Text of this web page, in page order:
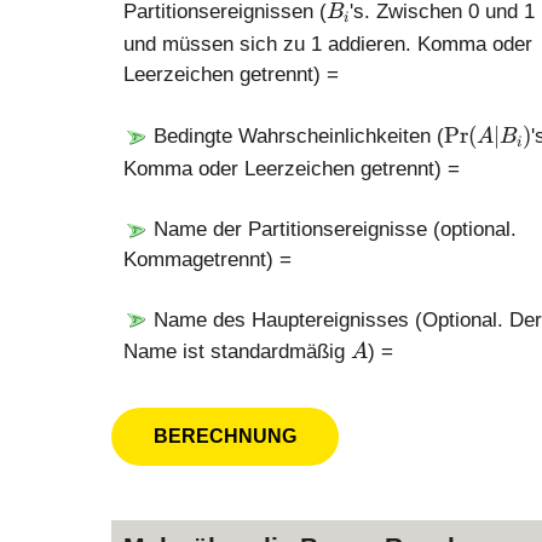
Partitionsereignissen (B
_
Bi's. Zwischen 0 und 1
und müssen sich zu 1 addieren. Komma oder
Leerzeichen getrennt) =
Bedingte Wahrscheinlichkeiten (\
P
|
i)
Pr(A Bi)
Komma oder Leerzeichen getrennt) =
Name der Partitionsereignisse (optional.
Kommagetrennt) =
Name des Hauptereignisses (Optional. Der
Name ist standardmäßig A
A) =